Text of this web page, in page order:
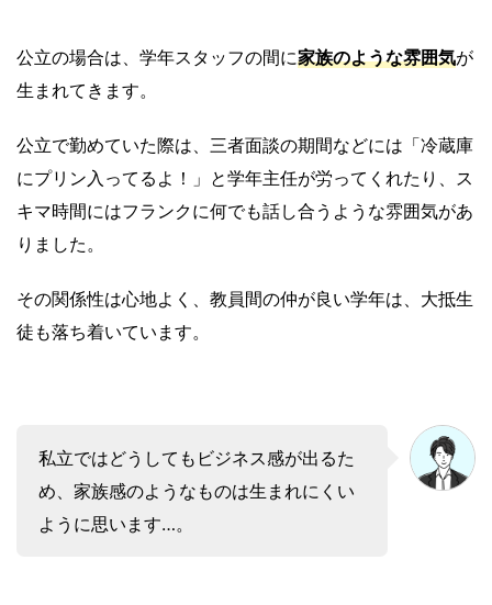
公立の場合は、学年スタッフの間に家族のような雰囲気が
生まれてきます。
公立で勤めていた際は、三者面談の期間などには「冷蔵庫
にプリン入ってるよ！」と学年主任が労ってくれたり、ス
キマ時間にはフランクに何でも話し合うような雰囲気があ
りました。
その関係性は心地よく、教員間の仲が良い学年は、大抵生
徒も落ち着いています。
私立ではどうしてもビジネス感が出るた
め、家族感のようなものは生まれにくい
ように思います…。